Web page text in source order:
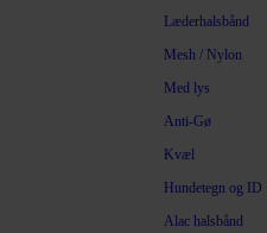
Læderhalsbånd
Mesh / Nylon
Med lys
Anti-Gø
Kvæl
Hundetegn og ID
Alac halsbånd